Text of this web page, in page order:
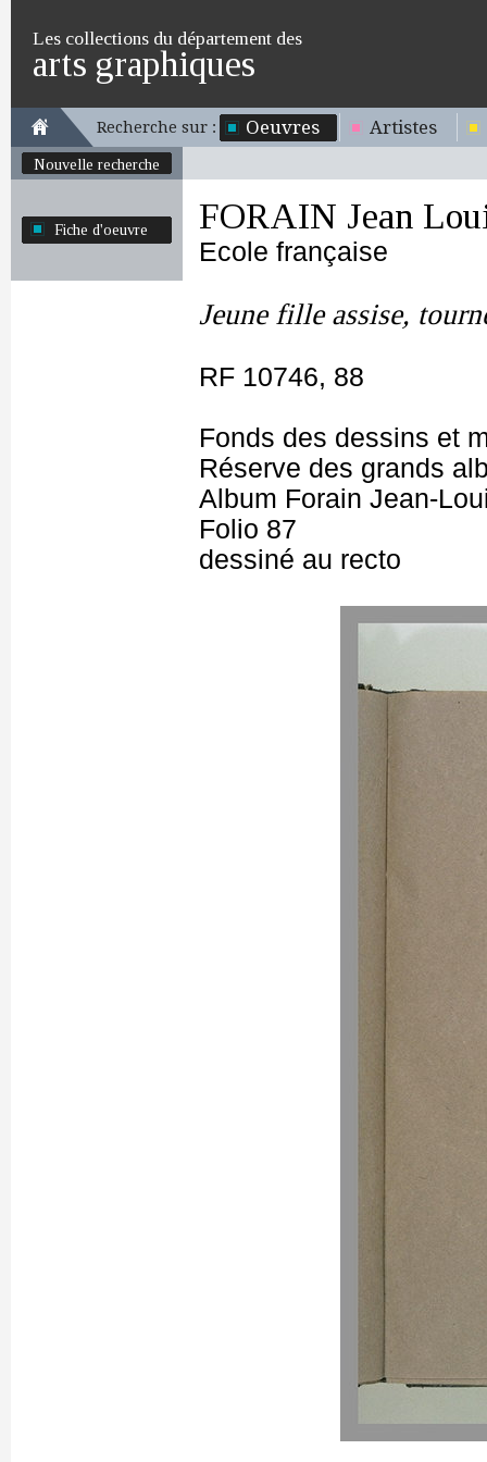
Les collections du département des
arts graphiques
Recherche sur : Oeuvres Artistes
Nouvelle recherche
Fiche d'oeuvre FORAIN Jean
Ecole française
Jeune fille assise,
RF 10746, 88
Fonds des dessins et
Réserve des grands
Album Forain Jean-
Folio 87
dessiné au recto